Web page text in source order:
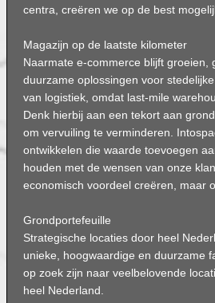
centra, creëren we op de best
Magazijn op de laatste kilometer
Naarmate e-commerce blijft
duurzame oplossingen voor
van logistiek, omdat last-mile
Denk hierbij aan een tekort aan
om vervuiling te verminderen.
ontwikkelen die waarde toevoegen
houden met de wensen van onze
economisch voordeel creëren, maar
Grondportefeuille
Strategische locaties door heel
unieke, hoogwaardige en duurzame
op zoek zijn naar veelbelovende
heel Nederland.